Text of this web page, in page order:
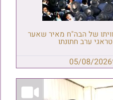
של הבה"ח מאיר שאער
ערב חתונתו
05/08/2026